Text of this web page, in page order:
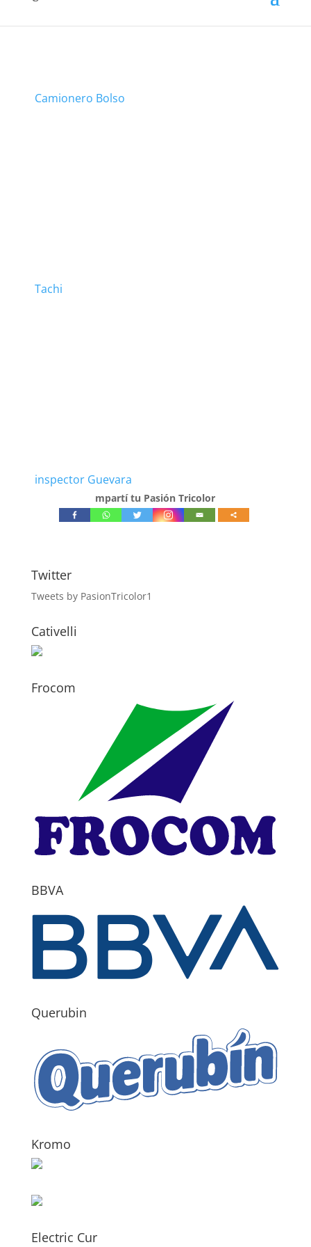
Camionero Bolso
Tachi
inspector Guevara
mpartí tu Pasión Tricolor
Twitter
Tweets by PasionTricolor1
Cativelli
Frocom
BBVA
Querubin
Kromo
Electric Cur